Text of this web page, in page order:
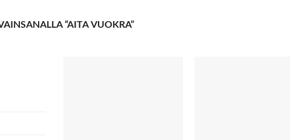
“AITA VUOKRA”